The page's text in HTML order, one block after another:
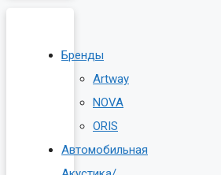
Бренды
Artway
NOVA
ORIS
Автомобильная